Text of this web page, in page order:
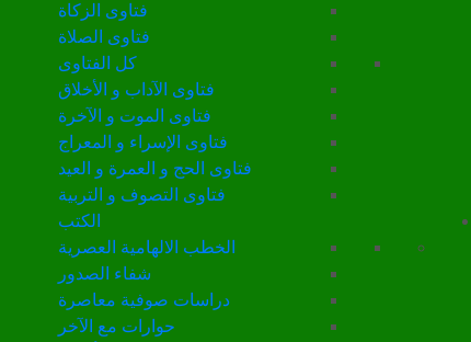
فتاوى الزكاة
فتاوى الصلاة
كل الفتاوى
فتاوى الآداب و الأخلاق
فتاوى الموت و الآخرة
فتاوى الإسراء و المعراج
فتاوى الحج و العمرة و العيد
فتاوى التصوف و التربية
الكتب
الخطب الالهامية العصرية
شفاء الصدور
دراسات صوفية معاصرة
حوارات مع الآخر